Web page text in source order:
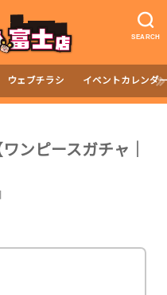
SEARCH
ウェブチラシ イベントカレンダ
ンピースガチャ｜